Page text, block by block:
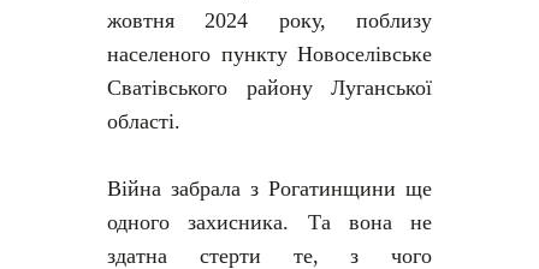
жовтня 2024 року, поблизу
населеного пункту Новоселівське
Сватівського району Луганської
області.
Війна забрала з Рогатинщини ще
одного захисника. Та вона не
здатна стерти те, з чого